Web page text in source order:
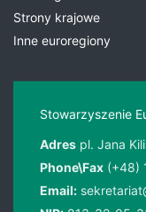
Strony krajowe
Inne euroregiony
Stowarzyszenie
Adres pl. Jana
Phone\Fax (+48)
Email: